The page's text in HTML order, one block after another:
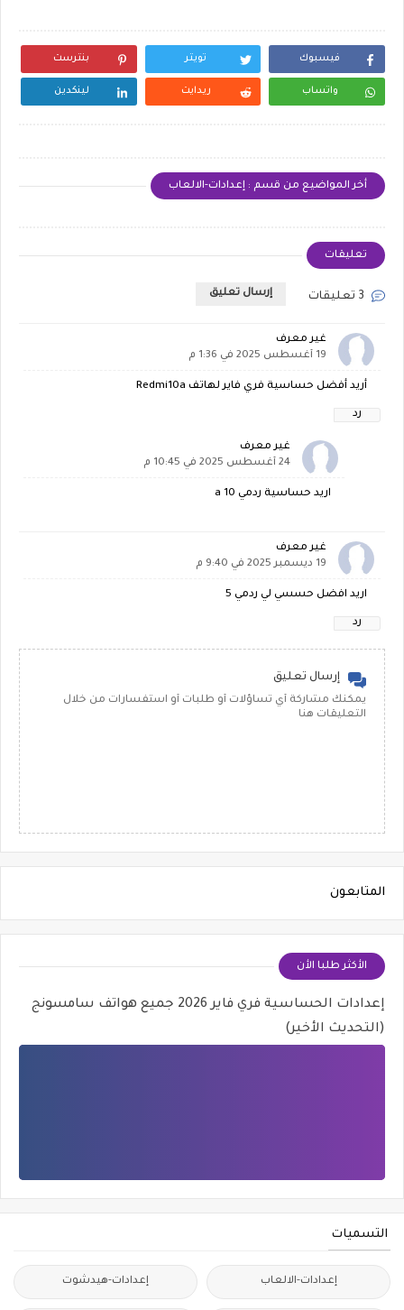
فيسبوك تويتر بنترست
واتساب ريدايت لينكدين
أخر المواضيع من قسم : إعدادات-الالعاب
تعليقات
إرسال تعليق
غير معرف
19 أغسطس 2025 في 1:36 م
أريد أفضل حساسية فري فاير لهاتف Redmi10a
رد
غير معرف
24 أغسطس 2025 في 10:45 م
اريد حساسية ردمي 10 a
غير معرف
19 ديسمبر 2025 في 9:40 م
اريد افضل حسسي لي ردمي 5
رد
إرسال تعليق
يمكنك مشاركة أي تساؤلات أو طلبات أو استفسارات من خلال
التعليقات هنا
المتابعون
الأكثر طلبا الأن
إعدادات الحساسية فري فاير 2026 جميع هواتف سامسونج
(التحديث الأخير)
التسميات
إعدادات-الالعاب إعدادات-هيدشوت